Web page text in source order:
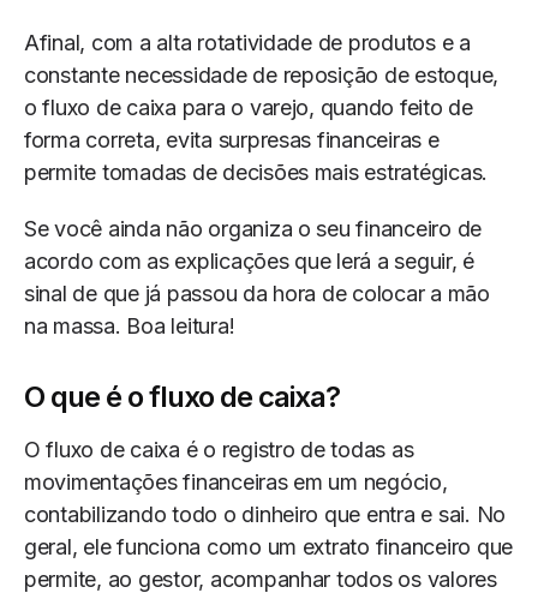
Afinal, com a alta rotatividade de produtos e a
constante necessidade de reposição de estoque,
o fluxo de caixa para o varejo, quando feito de
forma correta, evita surpresas financeiras e
permite tomadas de decisões mais estratégicas.
Se você ainda não organiza o seu financeiro de
acordo com as explicações que lerá a seguir, é
sinal de que já passou da hora de colocar a mão
na massa. Boa leitura!
O que é o fluxo de caixa?
O fluxo de caixa é o registro de todas as
movimentações financeiras em um negócio,
contabilizando todo o dinheiro que entra e sai. No
geral, ele funciona como um extrato financeiro que
permite, ao gestor, acompanhar todos os valores